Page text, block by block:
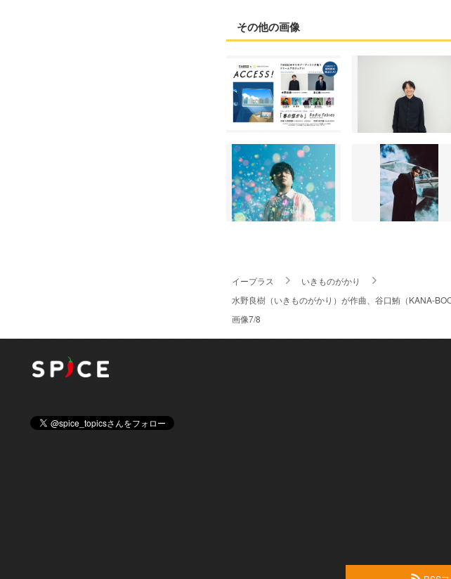
その他の画像
イープラス
いきものがかり
水野良樹（いきものがかり）が作曲、谷口鮪（KANA-
画像7/8